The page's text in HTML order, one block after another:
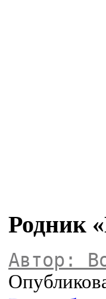
Родник
Автор: